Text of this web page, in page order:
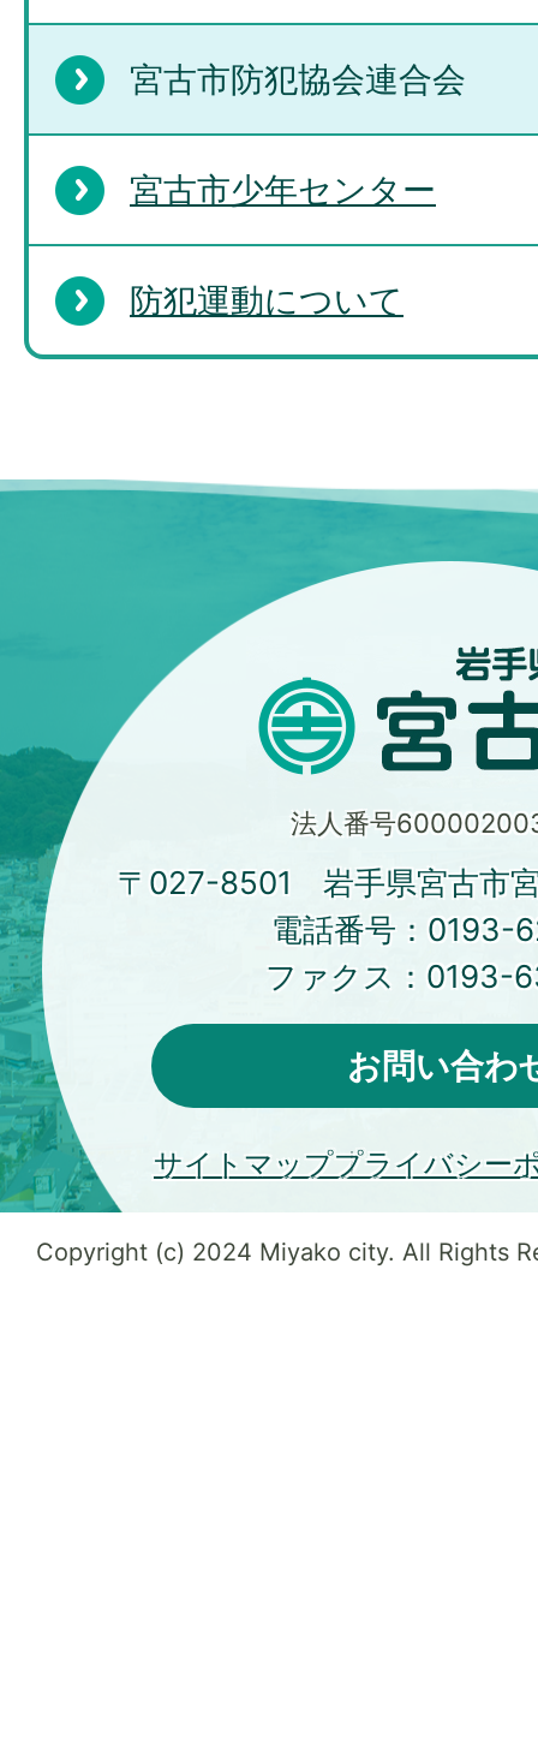
宮古市防犯協会連合会
宮古市少年センター
防犯運動について
法人番号
〒027-8501 岩手県宮古市
電話番号： 0193-
ファクス： 0193-
お問い合わ
サイトマッププライバシー
Copyright (c) 2024 Miyako city. All Rights